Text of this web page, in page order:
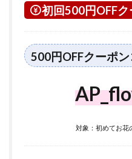
初回500円OFFク
500円OFFクーポ
対象：初めてお花